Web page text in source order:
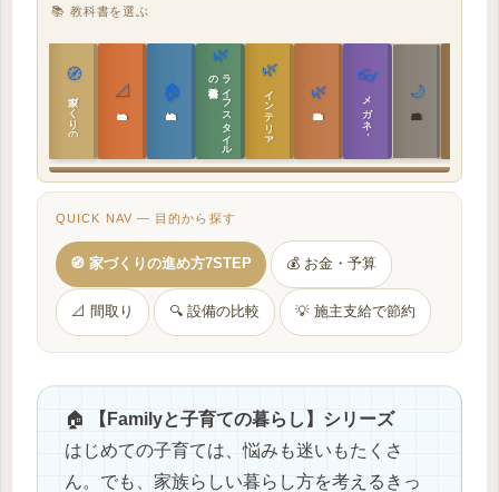
📚 教科書を選ぶ
🧭
家づくりの教科書 📐
実施設計の教科書
🏠
性能設計の教科書
🌿
ラ
イ
フ
ス
タ
イ
ル
の
教科書 🌿
インテリア設計 🌿
敷地設計の教科書
👓
メガネ｜転職 🌙
建築思想の教科書
QUICK NAV — 目的から探す
🧭 家づくりの進め方7STEP 💰 お金・予算
📐 間取り 🔍 設備の比較 💡 施主支給で節約
🏠
【Familyと子育ての暮らし】シリーズ
はじめての子育ては、悩みも迷いもたくさ
ん。でも、家族らしい暮らし方を考えるきっ